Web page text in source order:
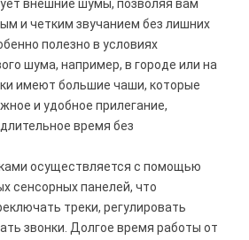
внешние шумы, позволяя вам
и четким звучанием без лишних
полезно в условиях
шума, например, в городе или на
имеют большие чаши, которые
и удобное прилегание,
время без
осуществляется с помощью
сенсорных панелей, что
треки, регулировать
звонки. Долгое время работы от